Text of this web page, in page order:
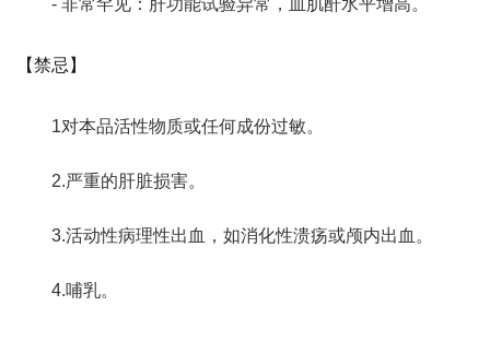
- 非常罕见：肝功能试验异常，血肌酐水平增高。
【禁忌】
1对本品活性物质或任何成份过敏。
2.严重的肝脏损害。
3.活动性病理性出血，如消化性溃疡或颅内出血。
4.哺乳。